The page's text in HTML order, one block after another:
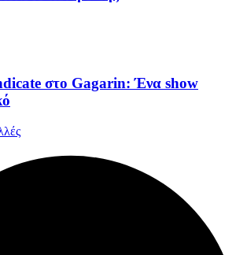
στο Gagarin: Ένα show